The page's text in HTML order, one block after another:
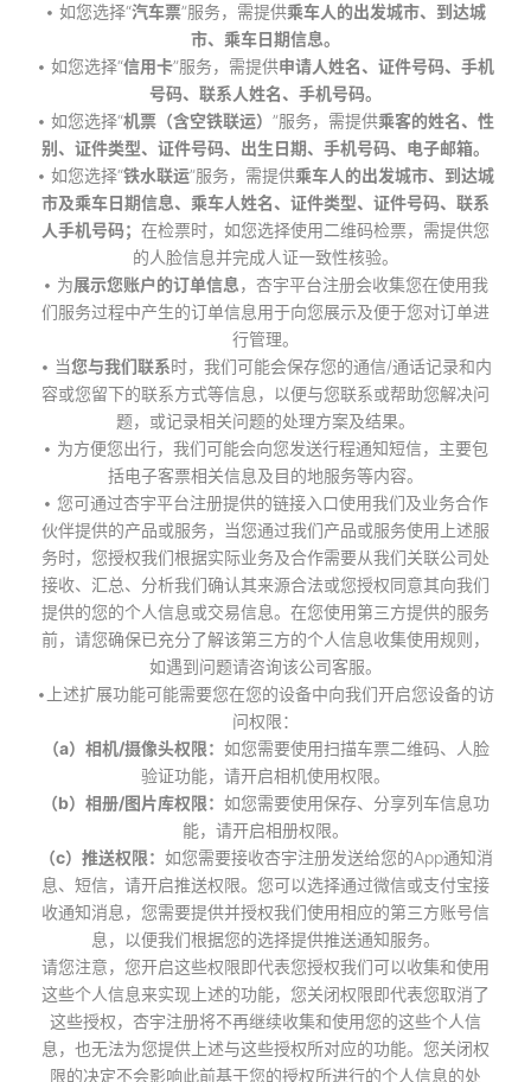
• 如您选择“汽车票”服务，需提供乘车人的出发城市、到达城
市、乘车日期信息。
• 如您选择“信用卡”服务，需提供申请人姓名、证件号码、手机
号码、联系人姓名、手机号码。
• 如您选择“机票（含空铁联运） ”服务，需提供乘客的姓名、性
别、证件类型、证件号码、出生日期、手机号码、电子邮箱。
• 如您选择“铁水联运”服务，需提供乘车人的出发城市、到达城
市及乘车日期信息、乘车人姓名、证件类型、证件号码、联系
人手机号码； 在检票时，如您选择使用二维码检票，需提供您
的人脸信息并完成人证一致性核验。
• 为展示您账户的订单信息，杏宇平台注册会收集您在使用我
们服务过程中产生的订单信息用于向您展示及便于您对订单进
行管理。
• 当您与我们联系时，我们可能会保存您的通信/通话记录和内
容或您留下的联系方式等信息，以便与您联系或帮助您解决问
题，或记录相关问题的处理方案及结果。
• 为方便您出行，我们可能会向您发送行程通知短信，主要包
括电子客票相关信息及目的地服务等内容。
• 您可通过杏宇平台注册提供的链接入口使用我们及业务合作
伙伴提供的产品或服务，当您通过我们产品或服务使用上述服
务时，您授权我们根据实际业务及合作需要从我们关联公司处
接收、汇总、分析我们确认其来源合法或您授权同意其向我们
提供的您的个人信息或交易信息。在您使用第三方提供的服务
前，请您确保已充分了解该第三方的个人信息收集使用规则，
如遇到问题请咨询该公司客服。
•上述扩展功能可能需要您在您的设备中向我们开启您设备的访
问权限：
（a）相机/摄像头权限： 如您需要使用扫描车票二维码、人脸
验证功能，请开启相机使用权限。
（b）相册/图片库权限： 如您需要使用保存、分享列车信息功
能，请开启相册权限。
（c）推送权限： 如您需要接收杏宇注册发送给您的App通知消
息、短信，请开启推送权限。您可以选择通过微信或支付宝接
收通知消息，您需要提供并授权我们使用相应的第三方账号信
息，以便我们根据您的选择提供推送通知服务。
请您注意，您开启这些权限即代表您授权我们可以收集和使用
这些个人信息来实现上述的功能，您关闭权限即代表您取消了
这些授权，杏宇注册将不再继续收集和使用您的这些个人信
息，也无法为您提供上述与这些授权所对应的功能。您关闭权
限的决定不会影响此前基于您的授权所进行的个人信息的处